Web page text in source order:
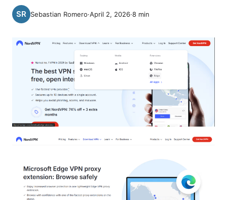
Sebastian Romero·April 2, 2026·8 min